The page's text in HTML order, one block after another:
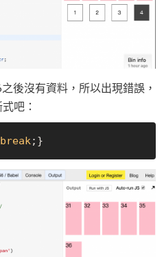
後沒有資料，所以出現錯誤，
吧：
break;}